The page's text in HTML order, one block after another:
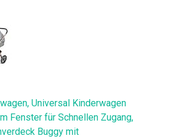
Universal Kinderwagen
Fenster für Schnellen Zugang,
Buggy mit